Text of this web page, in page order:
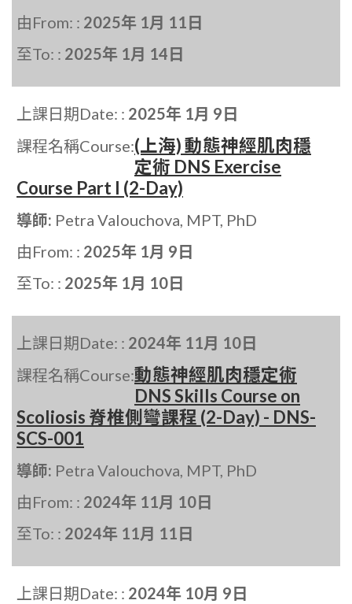
由From: : 2025年 1月 11日
至To: : 2025年 1月 14日
上課日期Date: : 2025年 1月 9日
課程名稱Course:(上海) 動態神經肌肉穩
定術 DNS Exercise
Course Part I (2-Day)
導師: Petra Valouchova, MPT, PhD
由From: : 2025年 1月 9日
至To: : 2025年 1月 10日
上課日期Date: : 2024年 11月 10日
課程名稱Course:動態神經肌肉穩定術
DNS Skills Course on
Scoliosis 脊椎側彎課程 (2-Day) - DNS-
SCS-001
導師: Petra Valouchova, MPT, PhD
由From: : 2024年 11月 10日
至To: : 2024年 11月 11日
上課日期Date: : 2024年 10月 9日